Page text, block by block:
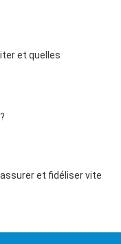
et quelles
et fidéliser vite